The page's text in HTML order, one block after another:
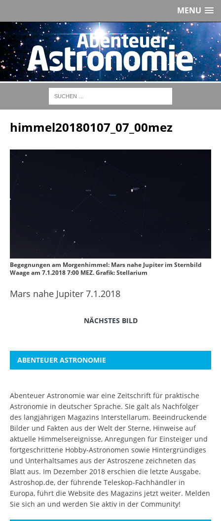
MENU
himmel20180107_07_00mez
Begegnungen am Morgenhimmel: Mars nahe Jupiter im Sternbild
Waage am 7.1.2018 7:00 MEZ. Grafik: Stellarium
Mars nahe Jupiter 7.1.2018
NÄCHSTES BILD
ABENTEUER ASTRONOMIE
Abenteuer Astronomie war eine Zeitschrift für praktische
Astronomie in deutscher Sprache. Sie galt als Nachfolger
des langjährigen Magazins Interstellarum. Beeindruckende
Bilder und Fakten aus der Welt der Sterne, Hinweise auf
aktuelle Himmelsereignisse, Anregungen für Einsteiger und
fortgeschrittene Hobby-Astronomen sowie Hintergründiges
und Unterhaltsames aus der Astroszene zeichneten das
Blatt aus. Im Dezember 2018 erschien die letzte Ausgabe.
Astroshop.de, der führende Teleskop-Fachhändler in
Europa, führt die Website des Magazins jetzt weiter. Melden
Sie sich an und werden Sie aktiv in der Community!